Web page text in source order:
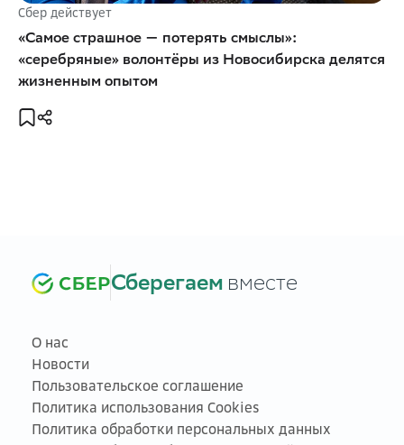
Сбер действует
«Самое страшное — потерять смыслы»:
«серебряные» волонтёры из Новосибирска делятся
жизненным опытом
Сберегаем вместе
О нас
Новости
Пользовательское соглашение
Политика использования Cookies
Политика обработки персональных данных